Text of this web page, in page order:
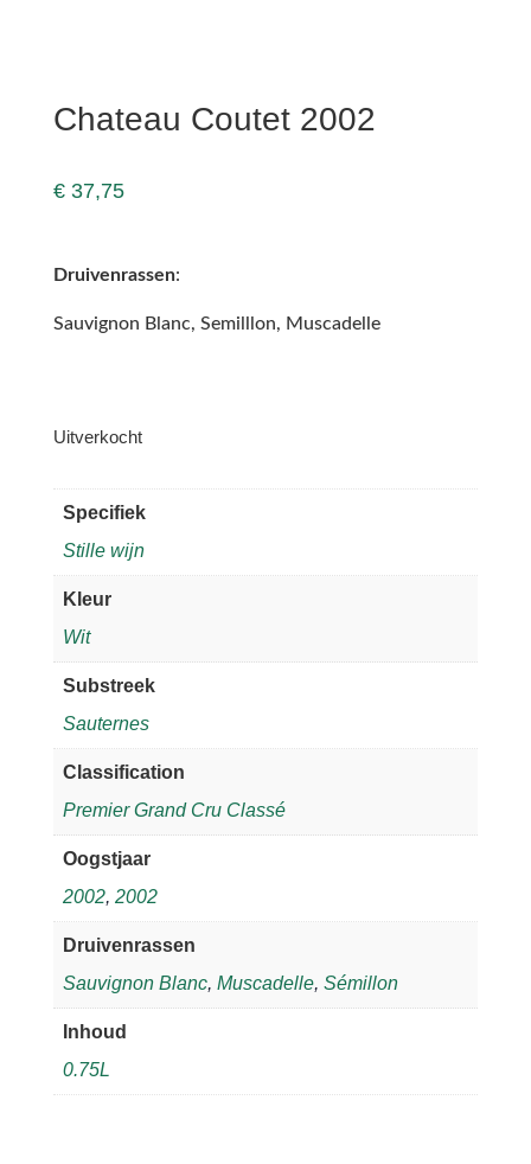
Chateau Coutet 2002
€37,75
Druivenrassen:
Sauvignon Blanc, Semilllon, Muscadelle
Uitverkocht
Specifiek
Stille wijn
Kleur
Wit
Substreek
Sauternes
Classification
Premier Grand Cru Classé
Oogstjaar
2002, 2002
Druivenrassen
Sauvignon Blanc, Muscadelle, Sémillon
Inhoud
0.75L